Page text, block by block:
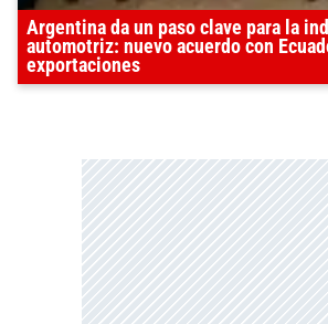
Argentina da un paso clave para la
automotriz: nuevo acuerdo con
exportaciones